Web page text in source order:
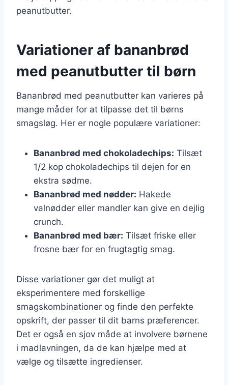
peanutbutter.
Variationer af bananbrød
med peanutbutter til børn
Bananbrød med peanutbutter kan varieres på
mange måder for at tilpasse det til børns
smagsløg. Her er nogle populære variationer:
Bananbrød med chokoladechips: Tilsæt
1/2 kop chokoladechips til dejen for en
ekstra sødme.
Bananbrød med nødder: Hakede
valnødder eller mandler kan give en dejlig
crunch.
Bananbrød med bær: Tilsæt friske eller
frosne bær for en frugtagtig smag.
Disse variationer gør det muligt at
eksperimentere med forskellige
smagskombinationer og finde den perfekte
opskrift, der passer til dit barns præferencer.
Det er også en sjov måde at involvere børnene
i madlavningen, da de kan hjælpe med at
vælge og tilsætte ingredienser.